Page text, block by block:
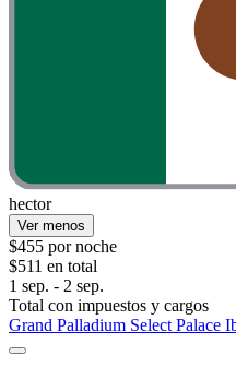
hector
Ver menos
$455 por noche
$511 en total
1 sep. - 2 sep.
Total con impuestos y cargos
Grand Palladium Select Palace